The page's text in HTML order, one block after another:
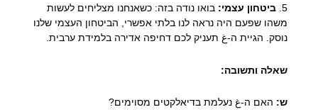
5. ביטחון עצמי: בואו נודה בזה: כשאנחנו מצליחים לעשות
משהו שפעם היה נראה לנו בלתי אפשרי, הביטחון העצמי שלנו
נוסק. הגיית ה-غ תעניק לכם דחיפה אדירה בלמידת ערבית.
שאלה ותשובה:
ש: האם ה-غ נעלמת בדיאלקטים מסוימים?